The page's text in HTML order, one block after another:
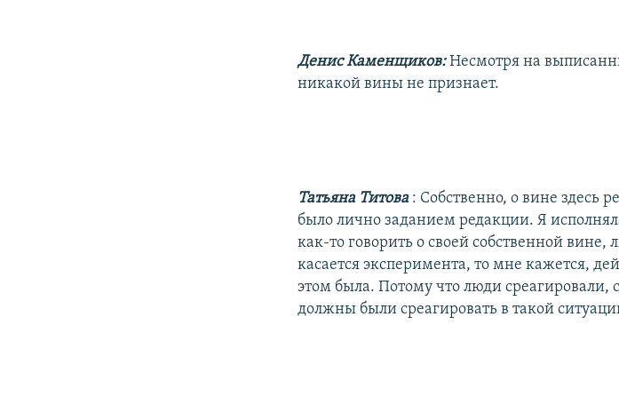
Денис Каменщиков:Несмотря на
никакой вины не признает.
Татьяна Титова : Собственно, о вине здесь
было лично заданием редакции. Я
как-то говорить о своей собственной
касается эксперимента, то мне кажется,
этом была. Потому что люди среагировали,
должны были среагировать в такой